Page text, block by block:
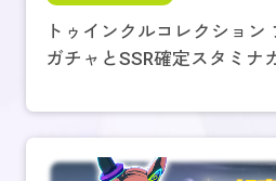
トゥインクルコレクション
ガチャとSSR確定スタミナ